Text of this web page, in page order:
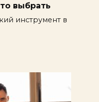
выбрать
инструмент в